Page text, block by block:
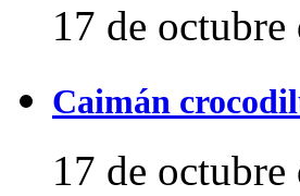
17 de octubre
Caimán
17 de octubre